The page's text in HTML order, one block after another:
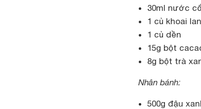
30ml nước
1 củ khoai
1 củ dền
15g bột
8g bột trà
Nhân bánh:
500g đậu